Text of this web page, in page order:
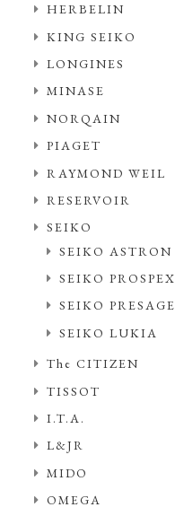
HERBELIN
KING SEIKO
LONGINES
MINASE
NORQAIN
PIAGET
RAYMOND WEIL
RESERVOIR
SEIKO
SEIKO ASTRON
SEIKO PROSPEX
SEIKO PRESAGE
SEIKO LUKIA
The CITIZEN
TISSOT
I.T.A.
L&JR
MIDO
OMEGA